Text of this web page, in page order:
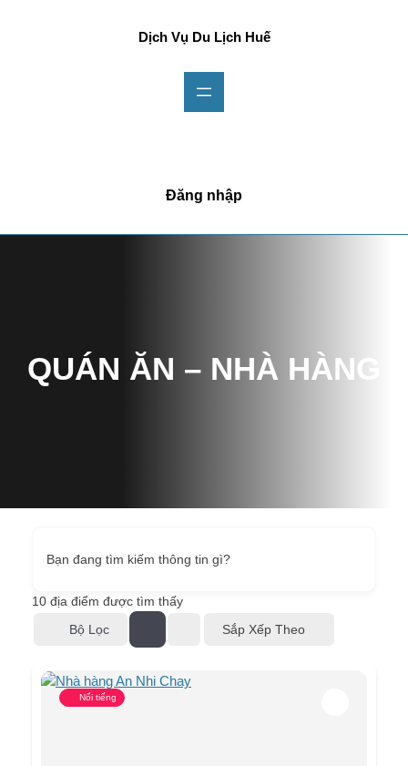
Dịch Vụ Du Lịch Huế
Đăng nhập
QUÁN ĂN – NHÀ HÀNG
Bạn đang tìm kiếm thông tin gì?
10 địa điểm được tìm thấy
Bộ Lọc
Sắp Xếp Theo
Nổi tiếng